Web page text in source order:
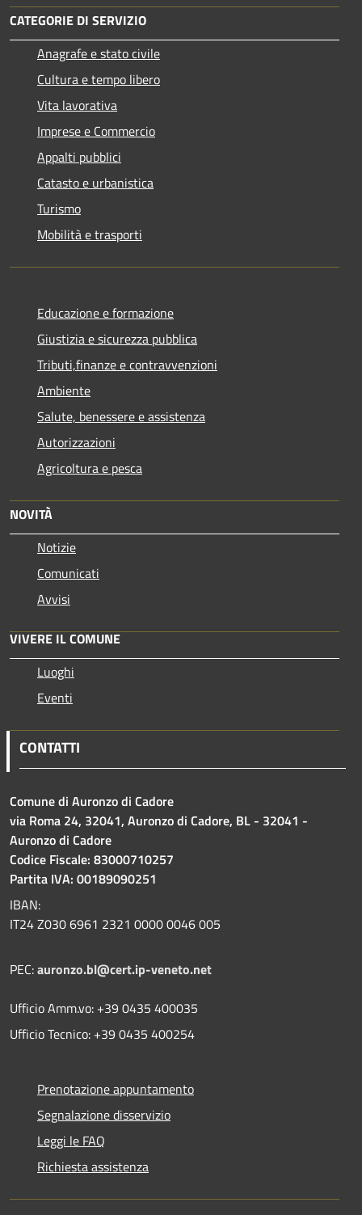
CATEGORIE DI SERVIZIO
Anagrafe e stato civile
Cultura e tempo libero
Vita lavorativa
Imprese e Commercio
Appalti pubblici
Catasto e urbanistica
Turismo
Mobilità e trasporti
Educazione e formazione
Giustizia e sicurezza pubblica
Tributi,finanze e contravvenzioni
Ambiente
Salute, benessere e assistenza
Autorizzazioni
Agricoltura e pesca
NOVITÀ
Notizie
Comunicati
Avvisi
VIVERE IL COMUNE
Luoghi
Eventi
CONTATTI
Comune di Auronzo di Cadore
via Roma 24, 32041, Auronzo di Cadore, BL - 32041 -
Auronzo di Cadore
Codice Fiscale: 83000710257
Partita IVA: 00189090251
IBAN:
IT24 Z030 6961 2321 0000 0046 005
PEC:auronzo.bl@cert.ip-veneto.net
Ufficio Amm.vo: +39 0435 400035
Ufficio Tecnico: +39 0435 400254
Prenotazione appuntamento
Segnalazione disservizio
Leggi le FAQ
Richiesta assistenza